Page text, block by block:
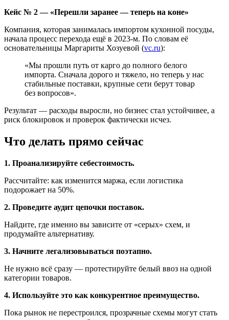
Кейс № 2 — «Перешли заранее — теперь на коне»
Компания, которая занималась импортом кухонной посуды,
начала процесс перехода ещё в 2023-м. По словам её
основательницы Маргариты Хозуевой (vc.ru):
«Мы прошли путь от карго до полного белого
импорта. Сначала дорого и тяжело, но теперь у нас
стабильные поставки, крупные сети берут товар
без вопросов».
Результат — расходы выросли, но бизнес стал устойчивее, а
риск блокировок и проверок фактически исчез.
Что делать прямо сейчас
1. Проанализируйте себестоимость.
Рассчитайте: как изменится маржа, если логистика
подорожает на 50%.
2. Проведите аудит цепочки поставок.
Найдите, где именно вы зависите от «серых» схем, и
продумайте альтернативу.
3. Начните легализовываться поэтапно.
Не нужно всё сразу — протестируйте белый ввоз на одной
категории товаров.
4. Используйте это как конкурентное преимущество.
Пока рынок не перестроился, прозрачные схемы могут стать